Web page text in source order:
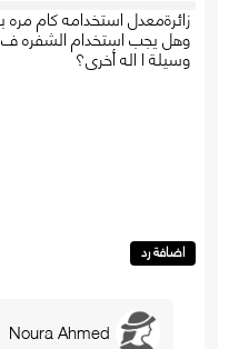
زائرةمعدل استخدامه كام
وهل يجب استخدام الشفره ف
وسيلة ا اله أخرى؟
اضافة رد
Noura Ahmed